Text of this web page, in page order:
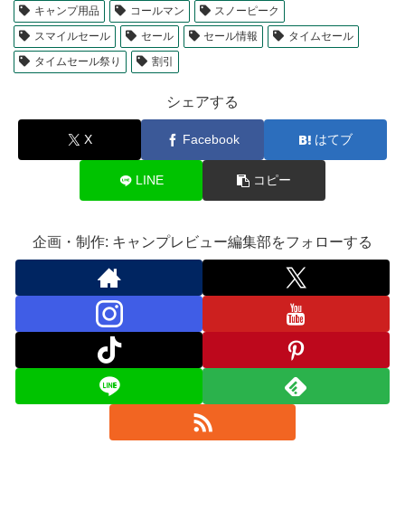
キャンプ用品
コールマン
スノーピーク
スマイルセール
セール セール情報
タイムセール
タイムセール祭り
割引
シェアする
X Facebook はてブ
LINE コピー
企画・制作: キャンプレビュー編集部をフォローする